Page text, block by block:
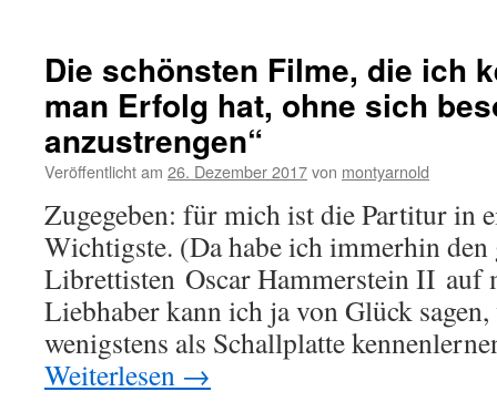
Die schönsten Filme, die ich
man Erfolg hat, ohne sich
anzustrengen“
Veröffentlicht am 26. Dezember 2017von montyarnold
Zugegeben: für mich ist die Partitur in
Wichtigste. (Da habe ich immerhin den
Librettisten Oscar Hammerstein II auf
Liebhaber kann ich ja von Glück
wenigstens als Schallplatte
Weiterlesen →